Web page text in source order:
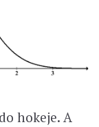
hokeje. A